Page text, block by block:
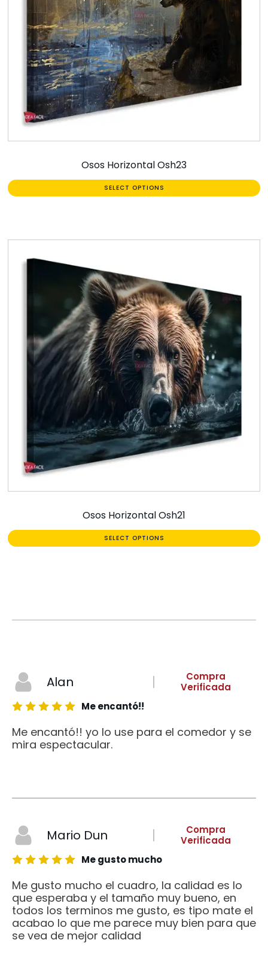
Osos Horizontal Osh23
SELECT OPTIONS
Osos Horizontal Osh21
SELECT OPTIONS
Alan
Compra
Verificada
Me encantó!!
Me encantó!! yo lo use para el comedor y se
mira espectacular.
Mario Dun
Compra
Verificada
Me gusto mucho
Me gusto mucho el cuadro, la calidad es lo
que esperaba y el tamaño muy bueno, en
todos los terminos me gusto, es tipo mate el
acabao lo que me parece muy bien para que
se vea de mejor calidad